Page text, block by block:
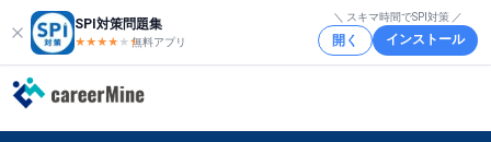
SPI対策問題集
★★★★ ★★
無料アプリ
＼ スキマ時間でSPI対策 ／
開く インストール